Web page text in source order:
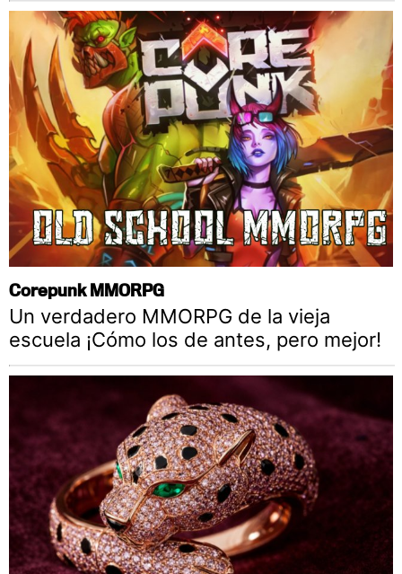
Corepunk MMORPG
Un verdadero MMORPG de la vieja
escuela ¡Cómo los de antes, pero mejor!